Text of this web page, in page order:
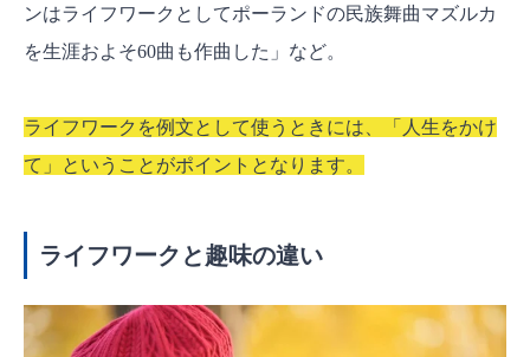
ンはライフワークとしてポーランドの民族舞曲マズルカ
を生涯およそ60曲も作曲した」など。
ライフワークを例文として使うときには、「人生をかけ
て」ということがポイントとなります。
ライフワークと趣味の違い